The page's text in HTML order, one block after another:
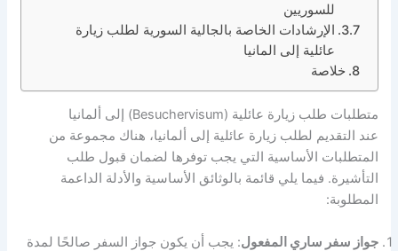
للسوريين
الإرشادات الخاصة بالجالية السورية لطلب زيارة
عائلية إلى المانيا
خلاصة
متطلبات طلب زيارة عائلية (Besuchervisum) إلى ألمانيا
عند التقديم لطلب زيارة عائلية إلى ألمانيا، هناك مجموعة من
المتطلبات الأساسية التي يجب توفرها لضمان قبول طلب
التأشيرة. فيما يلي قائمة بالوثائق الأساسية والأدلة الداعمة
المطلوبة:
جواز سفر ساري المفعول: يجب أن يكون جواز السفر صالحًا لمدة